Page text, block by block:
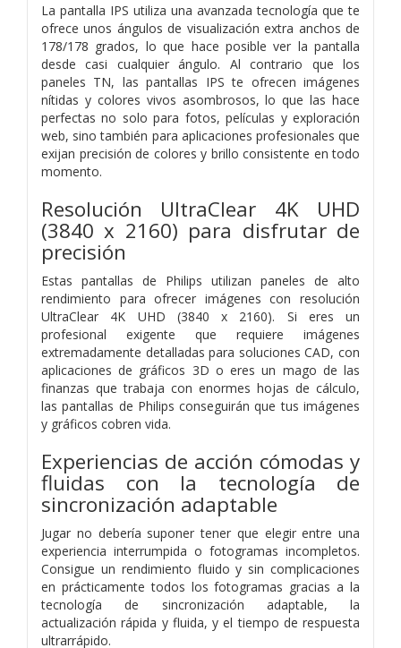
La pantalla IPS utiliza una avanzada tecnología que te
ofrece unos ángulos de visualización extra anchos de
178/178 grados, lo que hace posible ver la pantalla
desde casi cualquier ángulo. Al contrario que los
paneles TN, las pantallas IPS te ofrecen imágenes
nítidas y colores vivos asombrosos, lo que las hace
perfectas no solo para fotos, películas y exploración
web, sino también para aplicaciones profesionales que
exijan precisión de colores y brillo consistente en todo
momento.
Resolución UltraClear 4K UHD
(3840 x 2160) para disfrutar de
precisión
Estas pantallas de Philips utilizan paneles de alto
rendimiento para ofrecer imágenes con resolución
UltraClear 4K UHD (3840 x 2160). Si eres un
profesional exigente que requiere imágenes
extremadamente detalladas para soluciones CAD, con
aplicaciones de gráficos 3D o eres un mago de las
finanzas que trabaja con enormes hojas de cálculo,
las pantallas de Philips conseguirán que tus imágenes
y gráficos cobren vida.
Experiencias de acción cómodas y
fluidas con la tecnología de
sincronización adaptable
Jugar no debería suponer tener que elegir entre una
experiencia interrumpida o fotogramas incompletos.
Consigue un rendimiento fluido y sin complicaciones
en prácticamente todos los fotogramas gracias a la
tecnología de sincronización adaptable, la
actualización rápida y fluida, y el tiempo de respuesta
ultrarrápido.